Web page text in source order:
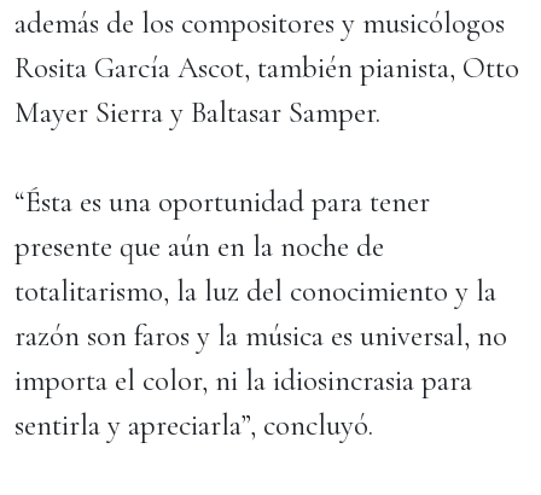
además de los compositores y musicólogos
Rosita García Ascot, también pianista, Otto
Mayer Sierra y Baltasar Samper.
“Ésta es una oportunidad para tener
presente que aún en la noche de
totalitarismo, la luz del conocimiento y la
razón son faros y la música es universal, no
importa el color, ni la idiosincrasia para
sentirla y apreciarla”, concluyó.